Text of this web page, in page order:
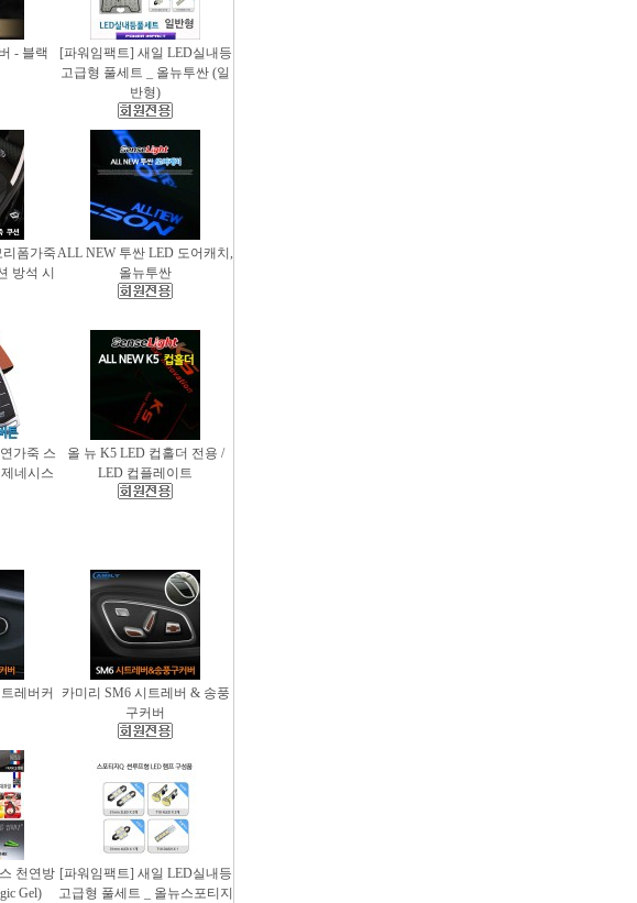
- 블랙
[파워임팩트] 새일 LED실내등
고급형 풀세트 _ 올뉴투싼 (일
반형)
폼가죽
방석 시
ALL NEW 투싼 LED 도어캐치,
올뉴투싼
가죽 스
네시스
올 뉴 K5 LED 컵홀더 전용 /
LED 컵플레이트
레버커
카미리 SM6 시트레버 & 송풍
구커버
천연방
Gel)
[파워임팩트] 새일 LED실내등
고급형 풀세트 _ 올뉴스포티지